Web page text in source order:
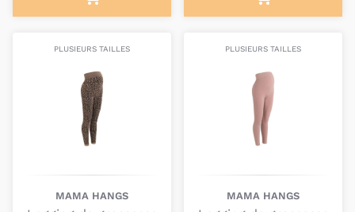
PLUSIEURS TAILLES
MAMA HANGS
PLUSIEURS TAILLES
MAMA HANGS